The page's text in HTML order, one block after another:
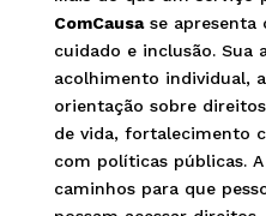
ComCausase apresenta
cuidado e inclusão. Sua
acolhimento individual,
orientação sobre
de vida, fortalecimento
com políticas públicas.
caminhos para que